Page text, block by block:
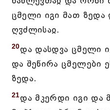
ცმელი იგი მათ ზედა
ღჳძლისაჲ.
20და დასდვა ცმელი
და შეწირა ცმელები
ზედა.
21და მკერდი იგი და